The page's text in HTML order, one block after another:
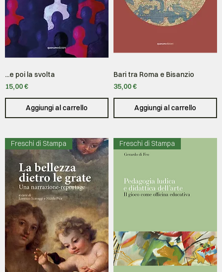
...e poi la svolta
Prezzo
15,00 €
Aggiungi al carrello
Bari tra Roma e Bisanzio
Prezzo
35,00 €
Aggiungi al carrello
Freschi di Stampa Freschi di Stampa